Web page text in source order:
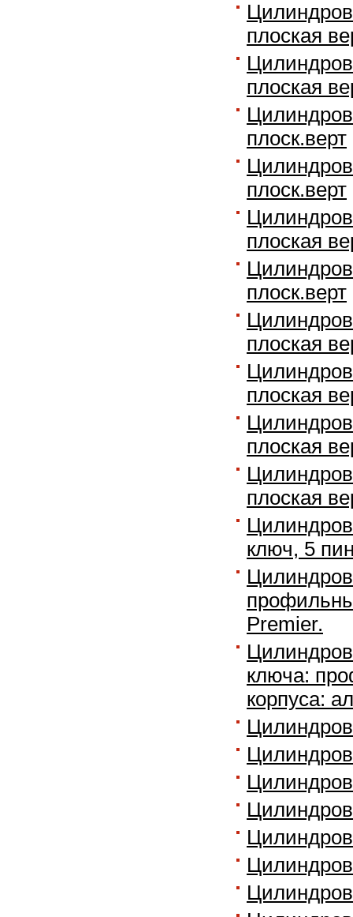
плоская
плоская
плоск.верт
плоск.верт
плоская
плоск.верт
плоская
плоская
плоская
плоская
ключ, 5
Premier.
ключа:
корпуса: